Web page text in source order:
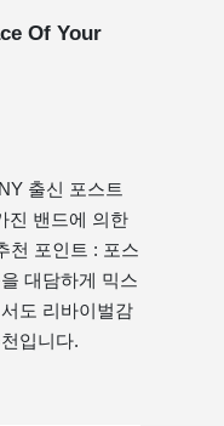
Of Your
출신 포스트
진 밴드에 의한
천 포인트 : 포스
대담하게 믹스
도 리바이벌감
입니다.